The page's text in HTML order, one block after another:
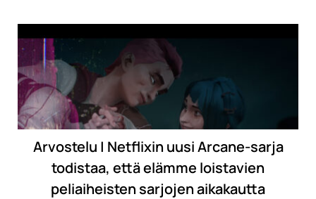
Arvostelu | Netflixin uusi Arcane-sarja
todistaa, että elämme loistavien
peliaiheisten sarjojen aikakautta